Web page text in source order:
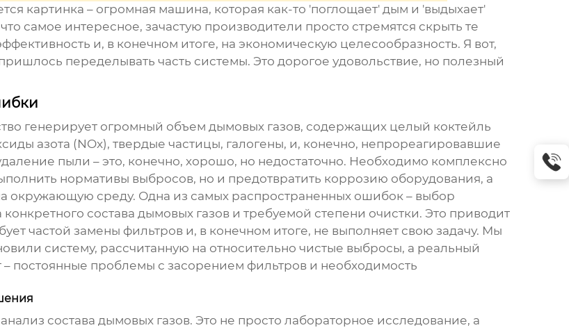
картинка – огромная машина, которая как-то 'поглощает' дым и 'выдыхает'
самое интересное, зачастую производители просто стремятся скрыть те
и, в конечном итоге, на экономическую целесообразность. Я вот,
переделывать часть системы. Это дорогое удовольствие, но полезный
генерирует огромный объем дымовых газов, содержащих целый коктейль
азота (NOx), твердые частицы, галогены, и, конечно, непрореагировавшие
пыли – это, конечно, хорошо, но недостаточно. Необходимо комплексно
нормативы выбросов, но и предотвратить коррозию оборудования, а
окружающую среду. Одна из самых распространенных ошибок – выбор
конкретного состава дымовых газов и требуемой степени очистки. Это приводит
частой замены фильтров и, в конечном итоге, не выполняет свою задачу. Мы
систему, рассчитанную на относительно чистые выбросы, а реальный
– постоянные проблемы с засорением фильтров и необходимость
состава дымовых газов. Это не просто лабораторное исследование, а